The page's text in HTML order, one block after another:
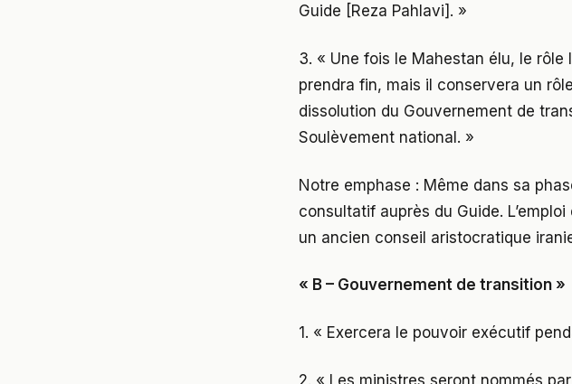
Guide [Reza Pahlavi]. »
3. « Une fois le Mahestan élu, le rôle
prendra fin, mais il conservera un
dissolution du Gouvernement de
Soulèvement national. »
Notre emphase : Même dans sa
consultatif auprès du Guide.
un ancien conseil aristocratique
« B – Gouvernement de transition »
1. « Exercera le pouvoir exécutif
2. « Les ministres seront nommés